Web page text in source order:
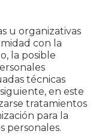
u organizativas
con la
la posible
técnicas
en este
tratamientos
para la
personales.